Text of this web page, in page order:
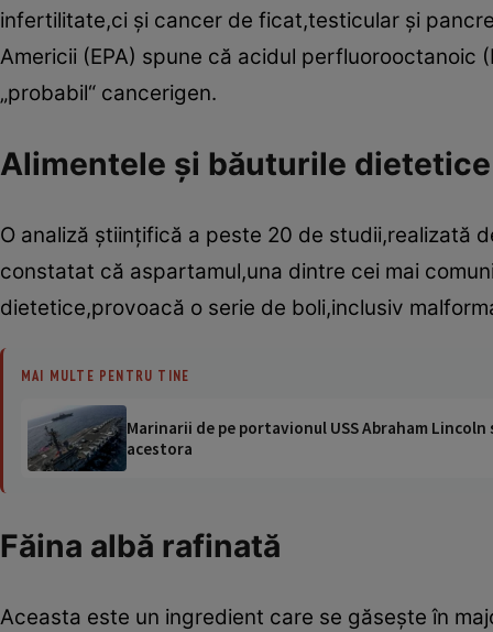
infertilitate,ci şi cancer de ficat,testicular şi
Americii (EPA) spune că acidul perfluorooctanoic
„probabil“ cancerigen.
Alimentele şi băuturile dietetice
O analiză ştiinţifică a peste 20 de studii,realizată
constatat că aspartamul,una dintre cei mai
dietetice,provoacă o serie de boli,inclusiv
MAI MULTE PENTRU TINE
Marinarii de pe portavionul USS Abraham
acestora
Făina albă rafinată
Aceasta este un ingredient care se găseşte în